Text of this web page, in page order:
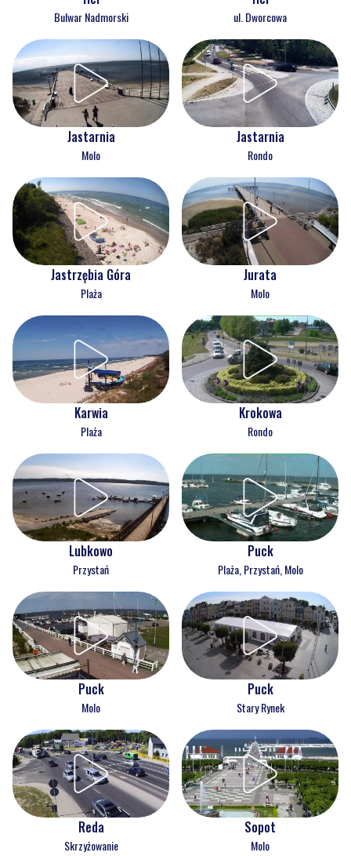
Bulwar Nadmorski ul. Dworcowa
Jastarnia
Molo
Jastarnia
Rondo
Jastrzębia Góra
Plaża
Jurata
Molo
Karwia
Plaża
Krokowa
Rondo
Lubkowo
Przystań
Puck
Plaża, Przystań, Molo
Puck
Molo
Puck
Stary Rynek
Reda
Skrzyżowanie
Sopot
Molo